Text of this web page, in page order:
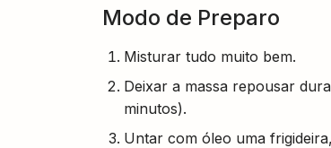
Modo de Preparo
Misturar tudo muito bem.
Deixar a massa repousar
minutos).
Untar com óleo uma